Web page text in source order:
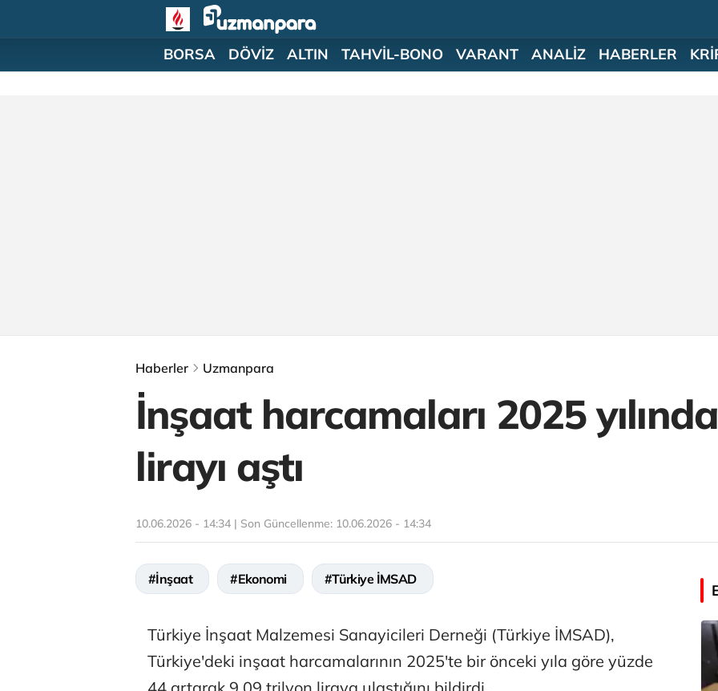
BORSA DÖVİZ ALTIN TAHVİL-BONO VARANT ANALİZ HABERLER
Haberler Uzmanpara
İnşaat harcamaları 2025
lirayı aştı
10.06.2026 - 14:34 | Son Güncellenme: 10.06.2026 - 14:34
#İnşaat #Ekonomi #Türkiye İMSAD
Türkiye İnşaat Malzemesi Sanayicileri Derneği (Türkiye İMSAD),
Türkiye'deki inşaat harcamalarının 2025'te bir önceki yıla göre yüzde